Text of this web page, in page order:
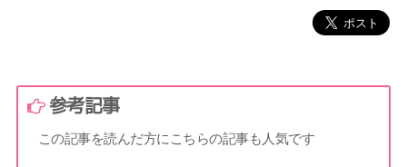
参考記事
この記事を読んだ方にこちらの記事も人気です